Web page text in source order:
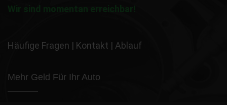
Wir sind momentan erreichbar!
Häufige Fragen | Kontakt | Ablauf
Mehr Geld Für Ihr Auto